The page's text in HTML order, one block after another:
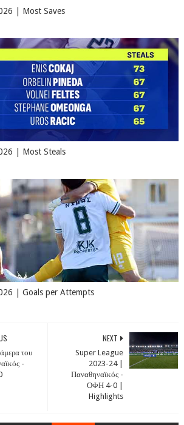
| Most Saves
| Most Steals
| Goals per Attempts
NEXT
Super League
2023-24 |
Παναθηναϊκός -
ΟΦΗ 4-0 |
Highlights
του
-